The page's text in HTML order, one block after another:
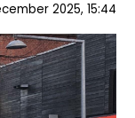
2025, 15:44